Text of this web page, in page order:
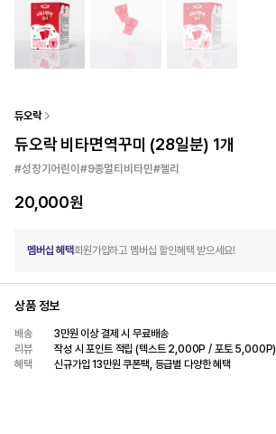
듀오락
듀오락 비타면역꾸미 (28일분) 1개
#성장기어린이#9종멀티비타민#젤리
20,000원
멤버십 혜택회원가입하고 멤버십 할인혜택 받으세요!
상품 정보
배송
3만원 이상 결제 시 무료배송
리뷰
작성 시 포인트 적립 (텍스트 2,000P / 포토 5,000P)
혜택
신규가입 13만원 쿠폰팩, 등급별 다양한 혜택